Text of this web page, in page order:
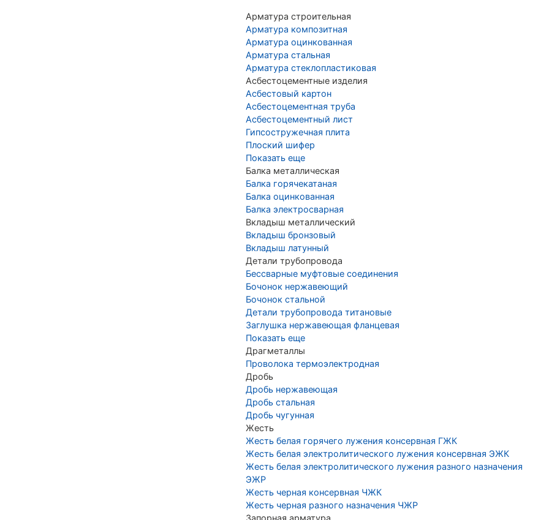
Арматура строительная
Арматура композитная
Арматура оцинкованная
Арматура стальная
Арматура стеклопластиковая
Асбестоцементные изделия
Асбестовый картон
Асбестоцементная труба
Асбестоцементный лист
Гипсостружечная плита
Плоский шифер
Показать еще
Балка металлическая
Балка горячекатаная
Балка оцинкованная
Балка электросварная
Вкладыш металлический
Вкладыш бронзовый
Вкладыш латунный
Детали трубопровода
Бессварные муфтовые соединения
Бочонок нержавеющий
Бочонок стальной
Детали трубопровода титановые
Заглушка нержавеющая фланцевая
Показать еще
Драгметаллы
Проволока термоэлектродная
Дробь
Дробь нержавеющая
Дробь стальная
Дробь чугунная
Жесть
Жесть белая горячего лужения консервная ГЖК
Жесть белая электролитического лужения консервная ЭЖК
Жесть белая электролитического лужения разного назначения
ЭЖР
Жесть черная консервная ЧЖК
Жесть черная разного назначения ЧЖР
Запорная арматура